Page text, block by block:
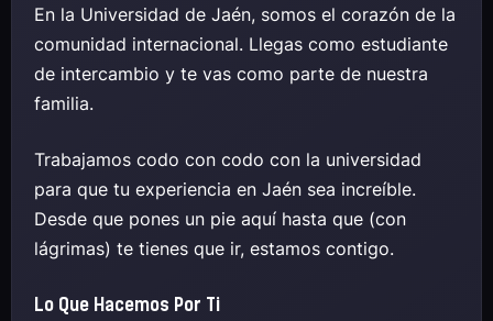
En la Universidad de Jaén, somos el corazón de la
comunidad internacional. Llegas como estudiante
de intercambio y te vas como parte de nuestra
familia.
Trabajamos codo con codo con la universidad
para que tu experiencia en Jaén sea increíble.
Desde que pones un pie aquí hasta que (con
lágrimas) te tienes que ir, estamos contigo.
Lo Que Hacemos Por Ti